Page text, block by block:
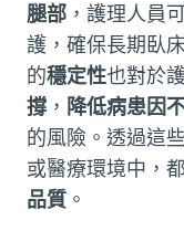
腿部 ，護理人員
護，確保長期臥
的穩定性也對於
撐 ， 降低病患因
的風險。透過這
或醫療環境中，
品質 。